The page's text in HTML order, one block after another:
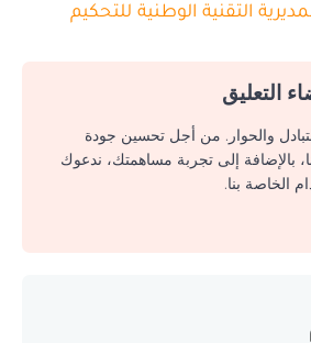
التقنية الوطنية للتحكيم
التعليق
والحوار. من أجل تحسين جودة
بالإضافة إلى تجربة مساهمتك، ندعوك
الخاصة بنا.